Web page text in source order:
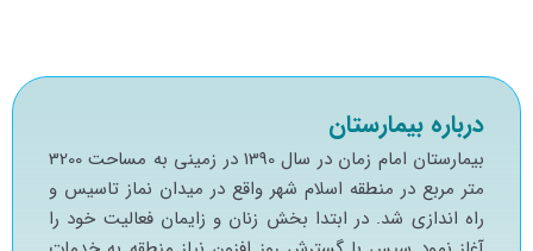
درباره بیمارستان
بيمارستان امام زمان در سال 1390 در زميني به مساحت 3200
متر مربع در منطقه اسلام شهر واقع در ميدان نماز تاسيس و
راه اندازي شد. در ابتدا بخش زنان و زايمان فعاليت خود را